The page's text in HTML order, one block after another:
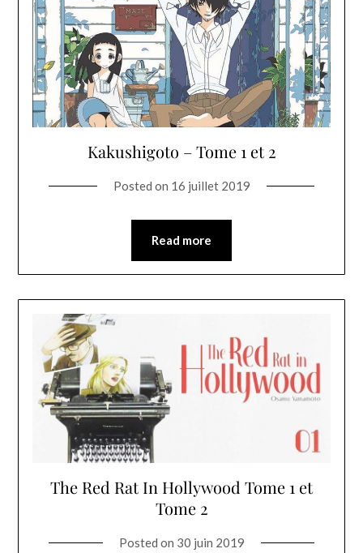
Kakushigoto – Tome 1 et 2
Posted on 16 juillet 2019
Read more
The Red Rat In Hollywood Tome 1 et
Tome 2
Posted on 30 juin 2019